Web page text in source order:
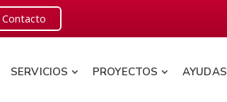
Contacto
SERVICIOS PROYECTOS AYUDAS